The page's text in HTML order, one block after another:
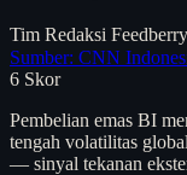
Tim Redaksi Feedberry
Sumber: CNN
6 Skor
Pembelian emas BI
tengah volatilitas
— sinyal tekanan